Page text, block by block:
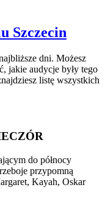
Szczecin
dni. Możesz
jakie audycje były tego
listę wszystkich
do północy
przypomną
Kayah, Oskar